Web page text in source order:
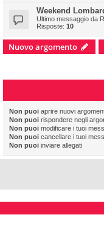
Weekend
Ultimo messaggio da
Risposte: 10
Nuovo argomento
Non puoi aprire nuovi
Non puoi rispondere negli
Non puoi modificare i tuoi
Non puoi cancellare i tuoi
Non puoi inviare allegati